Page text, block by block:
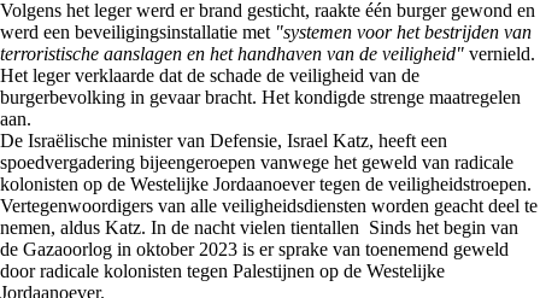
Volgens het leger werd er brand gesticht, raakte één burger gewond en
werd een beveiligingsinstallatie met "systemen voor het bestrijden van
terroristische aanslagen en het handhaven van de veiligheid" vernield.
Het leger verklaarde dat de schade de veiligheid van de
burgerbevolking in gevaar bracht. Het kondigde strenge maatregelen
aan.
De Israëlische minister van Defensie, Israel Katz, heeft een
spoedvergadering bijeengeroepen vanwege het geweld van radicale
kolonisten op de Westelijke Jordaanoever tegen de veiligheidstroepen.
Vertegenwoordigers van alle veiligheidsdiensten worden geacht deel te
nemen, aldus Katz. In de nacht vielen tientallen Sinds het begin van
de Gazaoorlog in oktober 2023 is er sprake van toenemend geweld
door radicale kolonisten tegen Palestijnen op de Westelijke
Jordaanoever.